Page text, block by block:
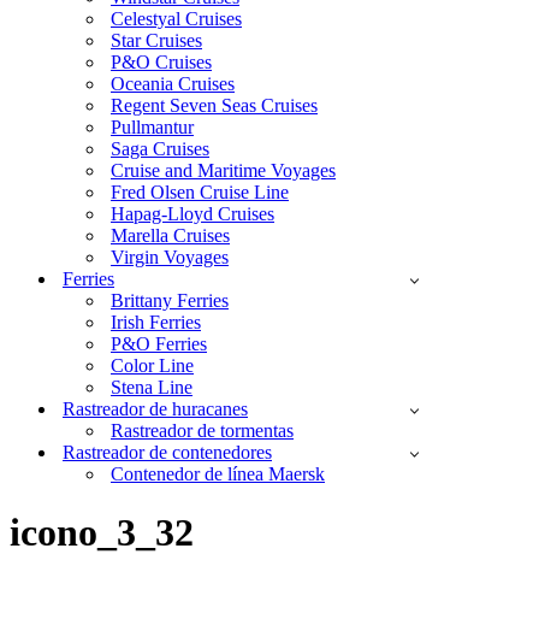
Celestyal Cruises
Star Cruises
P&O Cruises
Oceania Cruises
Regent Seven Seas Cruises
Pullmantur
Saga Cruises
Cruise and Maritime Voyages
Fred Olsen Cruise Line
Hapag-Lloyd Cruises
Marella Cruises
Virgin Voyages
Ferries
Brittany Ferries
Irish Ferries
P&O Ferries
Color Line
Stena Line
Rastreador de huracanes
Rastreador de tormentas
Rastreador de contenedores
Contenedor de línea Maersk
icono_3_32